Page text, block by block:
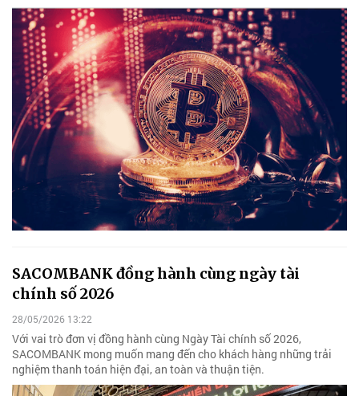
SACOMBANK đồng hành cùng ngày tài
chính số 2026
28/05/2026 13:22
Với vai trò đơn vị đồng hành cùng Ngày Tài chính số 2026,
SACOMBANK mong muốn mang đến cho khách hàng những trải
nghiệm thanh toán hiện đại, an toàn và thuận tiện.